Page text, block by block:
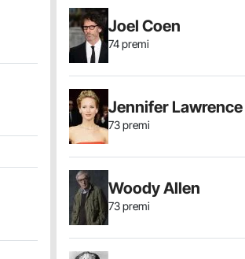
Joel Coen
74 premi
Jennifer Lawrence
73 premi
Woody Allen
73 premi